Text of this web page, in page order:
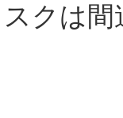
クは